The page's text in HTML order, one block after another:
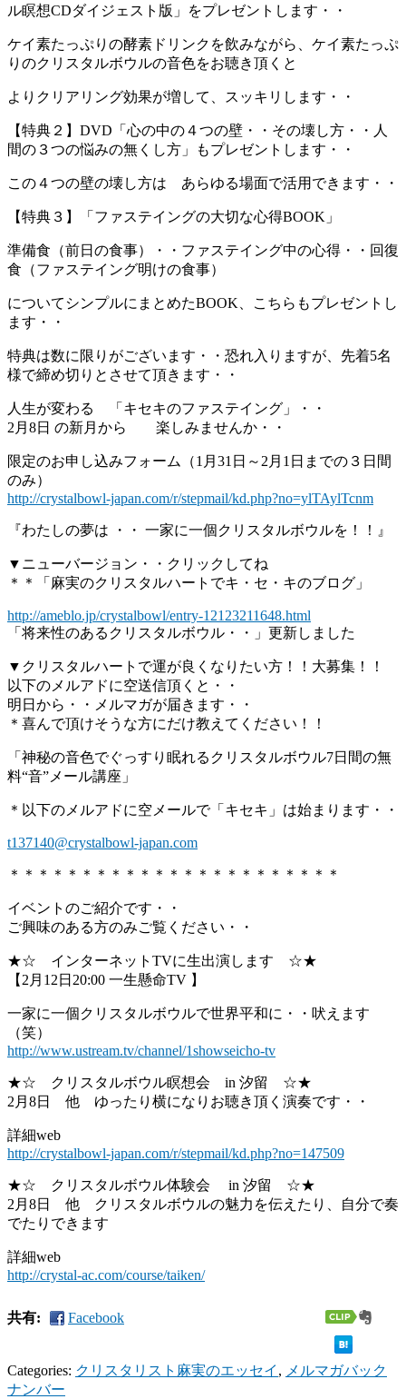
ル瞑想CDダイジェスト版」をプレゼントします・・
ケイ素たっぷりの酵素ドリンクを飲みながら、ケイ素たっぷ
りのクリスタルボウルの音色をお聴き頂くと
よりクリアリング効果が増して、スッキリします・・
【特典２】DVD「心の中の４つの壁・・その壊し方・・人
間の３つの悩みの無くし方」もプレゼントします・・
この４つの壁の壊し方は あらゆる場面で活用できます・・
【特典３】「ファステイングの大切な心得BOOK」
準備食（前日の食事）・・ファステイング中の心得・・回復
食（ファステイング明けの食事）
についてシンプルにまとめたBOOK、こちらもプレゼントし
ます・・
特典は数に限りがございます・・恐れ入りますが、先着5名
様で締め切りとさせて頂きます・・
人生が変わる 「キセキのファステイング」・・
2月8日 の新月から 楽しみませんか・・
限定のお申し込みフォーム（1月31日～2月1日までの３日間
のみ）
http://crystalbowl-japan.com/r/stepmail/kd.php?no=ylTAylTcnm
『わたしの夢は ・・ 一家に一個クリスタルボウルを！！』
▼ニューバージョン・・クリックしてね
＊＊「麻実のクリスタルハートでキ・セ・キのブログ」
http://ameblo.jp/crystalbowl/entry-12123211648.html
「将来性のあるクリスタルボウル・・」更新しました
▼クリスタルハートで運が良くなりたい方！！大募集！！
以下のメルアドに空送信頂くと・・
明日から・・メルマガが届きます・・
＊喜んで頂けそうな方にだけ教えてください！！
「神秘の音色でぐっすり眠れるクリスタルボウル7日間の無
料“音”メール講座」
＊以下のメルアドに空メールで「キセキ」は始まります・・
t137140@crystalbowl-japan.com
＊＊＊＊＊＊＊＊＊＊＊＊＊＊＊＊＊＊＊＊＊＊＊
イベントのご紹介です・・
ご興味のある方のみご覧ください・・
★☆ インターネットTVに生出演します ☆★
【2月12日20:00 一生懸命TV 】
一家に一個クリスタルボウルで世界平和に・・吠えます
（笑）
http://www.ustream.tv/channel/1showseicho-tv
★☆ クリスタルボウル瞑想会 in 汐留 ☆★
2月8日 他 ゆったり横になりお聴き頂く演奏です・・
詳細web
http://crystalbowl-japan.com/r/stepmail/kd.php?no=147509
★☆ クリスタルボウル体験会 in 汐留 ☆★
2月8日 他 クリスタルボウルの魅力を伝えたり、自分で奏
でたりできます
詳細web
http://crystal-ac.com/course/taiken/
共有: Facebook
Categories: クリスタリスト麻実のエッセイ , メルマガバック
ナンバー